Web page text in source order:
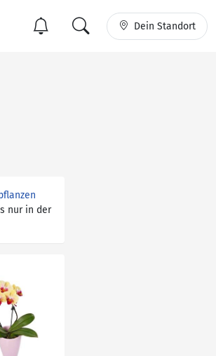
Dein Standort
nur in der